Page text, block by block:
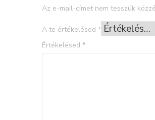
Az e-mail-címet nem tesszük
A te értékelésed *
Értékelésed *